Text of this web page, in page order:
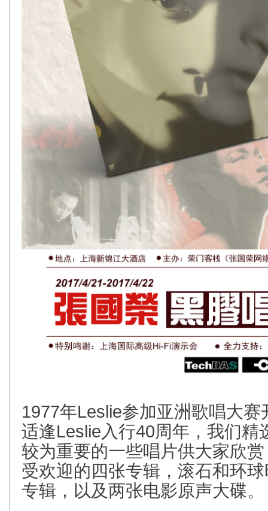
1977年Leslie参加亚洲歌唱大
适逢Leslie入行40周年，我们精
较为重要的一些唱片供大家欣
受欢迎的四张专辑，滚石和环
专辑，以及两张电影原声大碟。